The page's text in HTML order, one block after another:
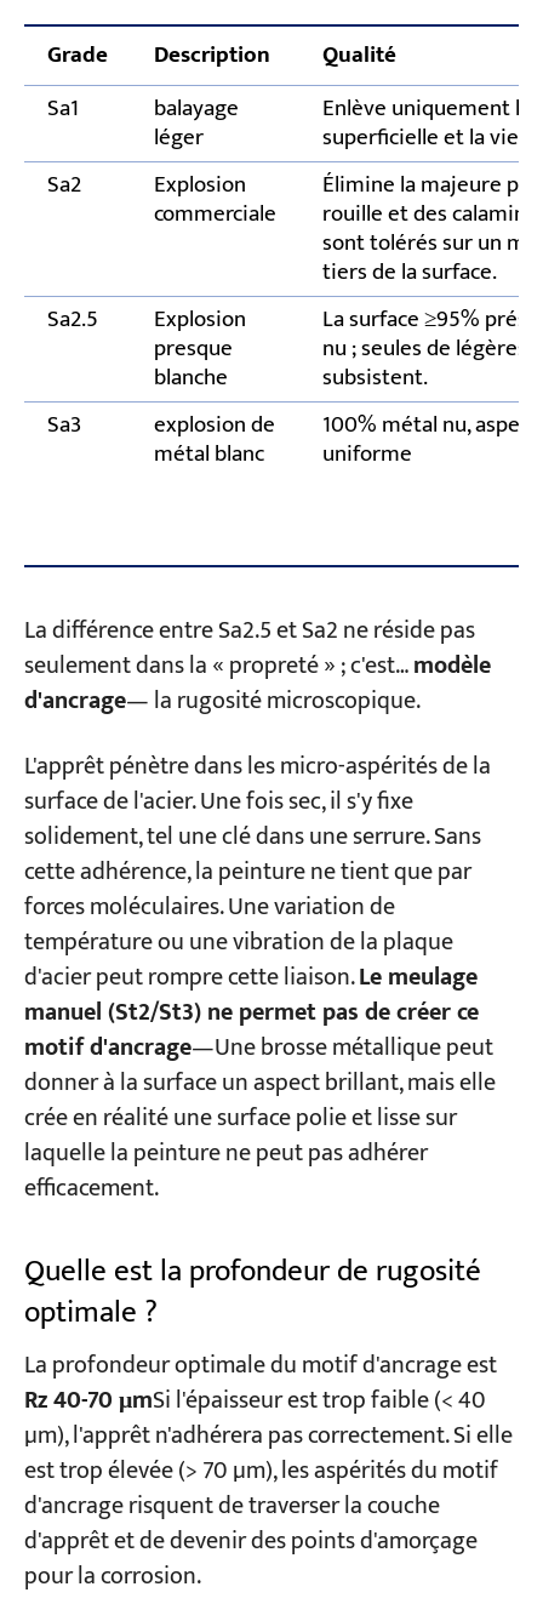
Grade Description
Qualité
Sa1
balayage
léger
Enlève uniquement la
superficielle et la
Sa2
Explosion
commerciale
Élimine la majeure
rouille et des
sont tolérés sur un
tiers de la surface.
Sa2.5
Explosion
presque
blanche
La surface ≥95%
nu ; seules de légères
subsistent.
Sa3
explosion de
métal blanc
100% métal nu,
uniforme
La différence entre Sa2.5 et Sa2 ne réside pas
seulement dans la « propreté » ; c'est…modèle
d'ancrage— la rugosité microscopique.
L'apprêt pénètre dans les micro-aspérités de la
surface de l'acier. Une fois sec, il s'y fixe
solidement, tel une clé dans une serrure. Sans
cette adhérence, la peinture ne tient que par
forces moléculaires. Une variation de
température ou une vibration de la plaque
d'acier peut rompre cette liaison.Le meulage
manuel (St2/St3) ne permet pas de créer ce
motif d'ancrage—Une brosse métallique peut
donner à la surface un aspect brillant, mais elle
crée en réalité une surface polie et lisse sur
laquelle la peinture ne peut pas adhérer
efficacement.
Quelle est la profondeur de rugosité
optimale ?
La profondeur optimale du motif d'ancrage est
Rz 40-70 μmSi l'épaisseur est trop faible (< 40
µm), l'apprêt n'adhérera pas correctement. Si elle
est trop élevée (> 70 µm), les aspérités du motif
d'ancrage risquent de traverser la couche
d'apprêt et de devenir des points d'amorçage
pour la corrosion.